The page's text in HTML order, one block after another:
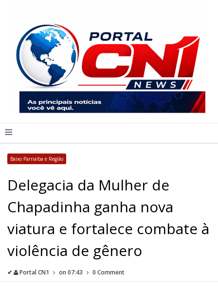
≡
Baixo Parnaíba e Região
Delegacia da Mulher de
Chapadinha ganha nova
viatura e fortalece combate à
violência de gênero
✔ Portal CN1 on 07:43 0 Comment